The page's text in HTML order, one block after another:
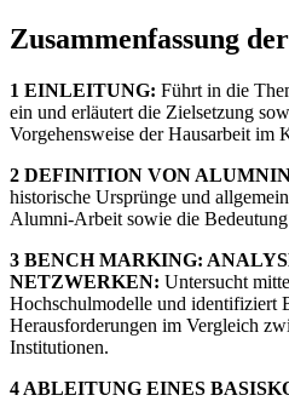
Zusammenfassung
1 EINLEITUNG: Führt in die
ein und erläutert die Zielsetzung
Vorgehensweise der Hausarbeit im
2 DEFINITION VON
historische Ursprünge und
Alumni-Arbeit sowie die
3 BENCH MARKING:
NETZWERKEN: Untersucht
Hochschulmodelle und identifiziert
Herausforderungen im Vergleich
Institutionen.
4 ABLEITUNG EINES